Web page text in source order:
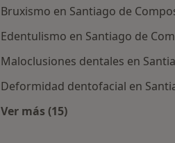
Bruxismo en Santiago de
Edentulismo en Santiago de
Maloclusiones dentales en
Deformidad dentofacial en
Ver más (15)